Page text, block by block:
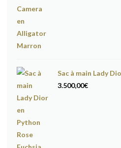
Sac à main Lady
3.500,00€